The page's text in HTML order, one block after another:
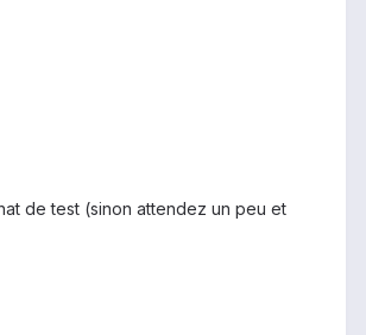
de test (sinon attendez un peu et